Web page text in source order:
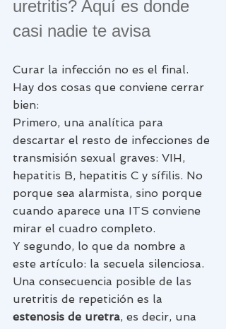
uretritis? Aquí es donde
casi nadie te avisa
Curar la infección no es el final.
Hay dos cosas que conviene cerrar
bien:
Primero, una analítica para
descartar el resto de infecciones de
transmisión sexual graves: VIH,
hepatitis B, hepatitis C y sífilis. No
porque sea alarmista, sino porque
cuando aparece una ITS conviene
mirar el cuadro completo.
Y segundo, lo que da nombre a
este artículo: la secuela silenciosa.
Una consecuencia posible de las
uretritis de repetición es la
estenosis de uretra, es decir, una